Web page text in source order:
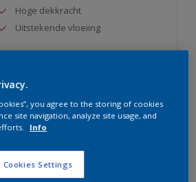
Hoge dekkracht
Uitstekende vloeiing
Satin
you agree to the storing of cookies
site navigation, analyze site usage, and
Info
Cookies Settings